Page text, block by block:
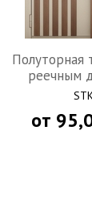
Полуторная
реечным
от